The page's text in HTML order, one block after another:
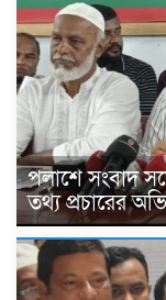
পলাশে সংবাদ
তথ্য প্রচারের